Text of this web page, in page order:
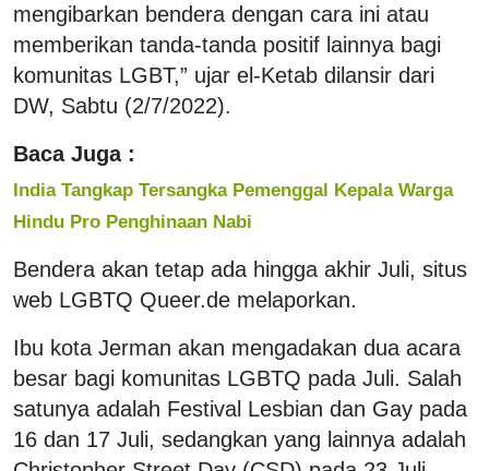
mengibarkan bendera dengan cara ini atau
memberikan tanda-tanda positif lainnya bagi
komunitas LGBT,” ujar el-Ketab dilansir dari
DW, Sabtu (2/7/2022).
Baca Juga :
India Tangkap Tersangka Pemenggal Kepala Warga
Hindu Pro Penghinaan Nabi
Bendera akan tetap ada hingga akhir Juli, situs
web LGBTQ Queer.de melaporkan.
Ibu kota Jerman akan mengadakan dua acara
besar bagi komunitas LGBTQ pada Juli. Salah
satunya adalah Festival Lesbian dan Gay pada
16 dan 17 Juli, sedangkan yang lainnya adalah